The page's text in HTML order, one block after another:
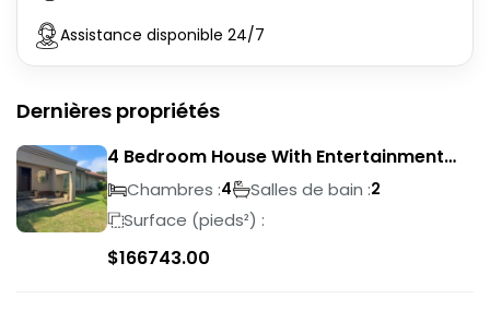
Assistance disponible 24/7
Dernières propriétés
4 Bedroom House With Entertainment
Area In Randhart
Chambres :4 Salles de bain :2
Surface (pieds²) :
$166743.00